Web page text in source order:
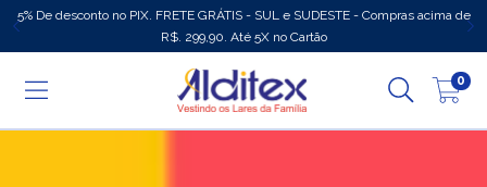
5% De desconto no PIX. FRETE GRÁTIS - SUL e SUDESTE - Compras acima de
R$. 299,90. Até 5X no Cartão
0